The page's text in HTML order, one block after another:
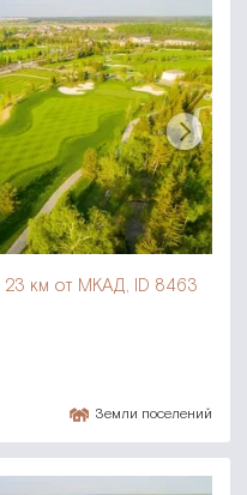
23 км от МКАД, ID 8463
Земли поселений